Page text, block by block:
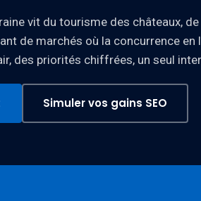
vit du tourisme des châteaux,
de marchés où la concurrence en
des priorités chiffrées, un seul
Simuler vos gains SEO